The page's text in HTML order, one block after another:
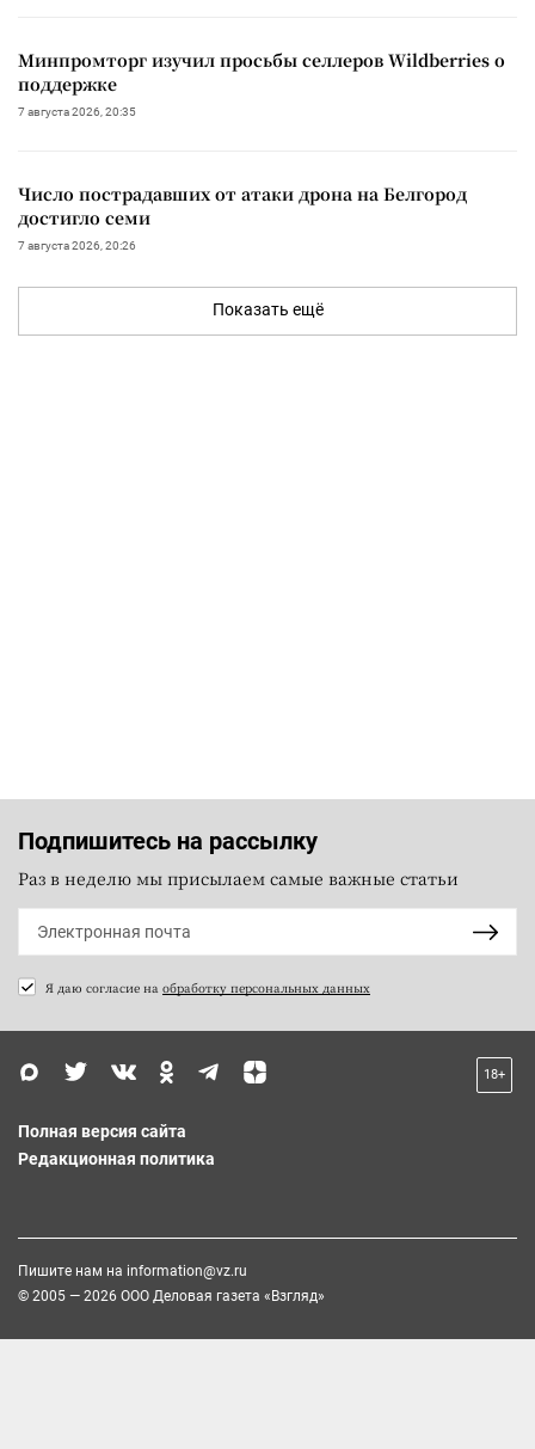
Минпромторг изучил просьбы селлеров Wildberries о
поддержке
7 августа 2026, 20:35
Число пострадавших от атаки дрона на Белгород
достигло семи
7 августа 2026, 20:26
Показать ещё
Подпишитесь на рассылку
Раз в неделю мы присылаем самые важные статьи
Я даю согласие на обработку персональных данных
18+
Полная версия сайта
Редакционная политика
Пишите нам на information@vz.ru
© 2005 — 2026 ООО Деловая газета «Взгляд»